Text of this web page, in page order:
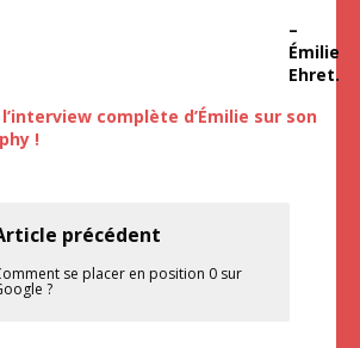
–
Émilie
Ehret.
complète d’Émilie sur son
!
précédent
se placer en position 0 sur
?